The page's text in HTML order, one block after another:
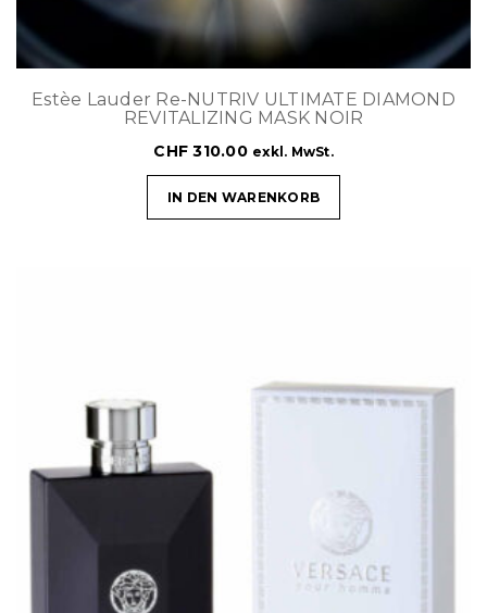
Estèe Lauder Re-NUTRIV ULTIMATE DIAMOND
REVITALIZING MASK NOIR
CHF 310.00 exkl. MwSt.
IN DEN WARENKORB